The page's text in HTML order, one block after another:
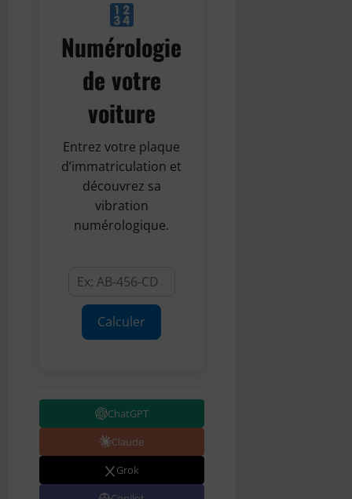
Numérologie
de votre
voiture
Entrez votre plaque
d’immatriculation et
découvrez sa
vibration
numérologique.
Calculer
ChatGPT
Claude
Grok